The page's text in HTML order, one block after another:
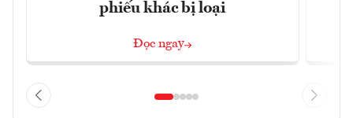
phiếu khác bị loại
Đọc ngay